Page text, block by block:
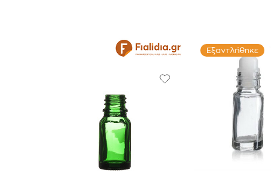
Εξαντλήθηκε